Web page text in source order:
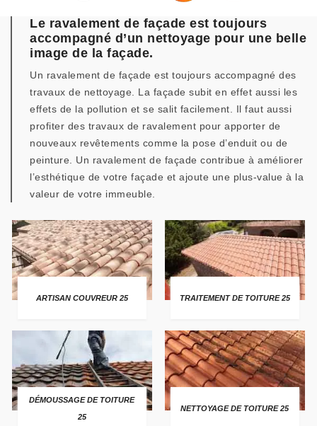
Le ravalement de façade est toujours
accompagné d’un nettoyage pour une belle
image de la façade.
Un ravalement de façade est toujours accompagné des
travaux de nettoyage. La façade subit en effet aussi les
effets de la pollution et se salit facilement. Il faut aussi
profiter des travaux de ravalement pour apporter de
nouveaux revêtements comme la pose d’enduit ou de
peinture. Un ravalement de façade contribue à améliorer
l’esthétique de votre façade et ajoute une plus-value à la
valeur de votre immeuble.
ARTISAN COUVREUR 25 TRAITEMENT DE TOITURE 25
DÉMOUSSAGE DE TOITURE
25
NETTOYAGE DE TOITURE 25